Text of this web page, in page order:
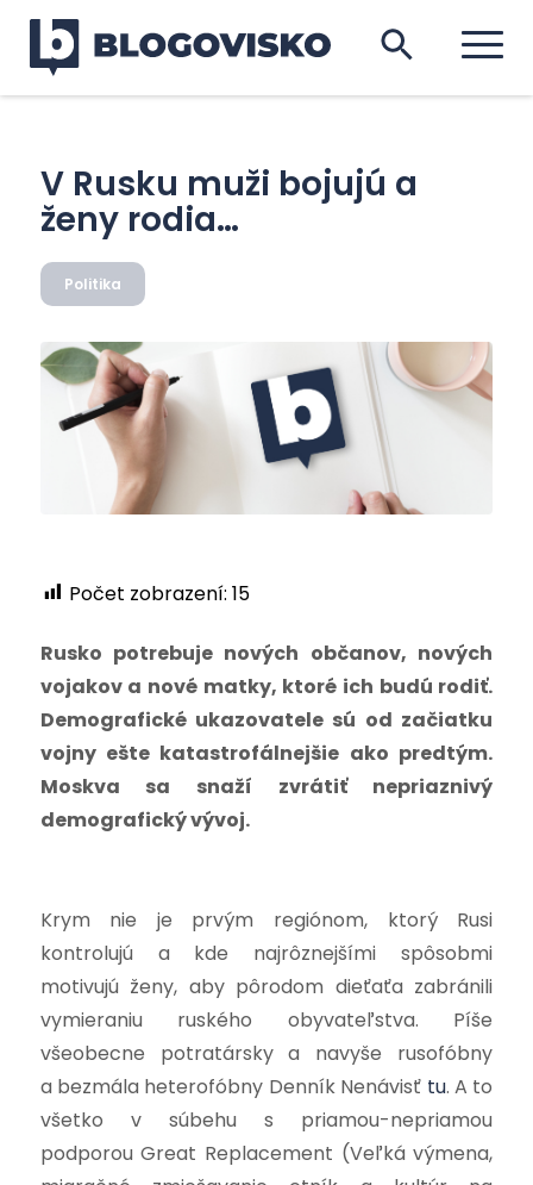
V Rusku muži bojujú a
ženy rodia…
Politika
Počet zobrazení: 15
Rusko potrebuje nových občanov, nových
vojakov a nové matky, ktoré ich budú rodiť.
Demografické ukazovatele sú od začiatku
vojny ešte katastrofálnejšie ako predtým.
Moskva sa snaží zvrátiť nepriaznivý
demografický vývoj.
Krym nie je prvým regiónom, ktorý Rusi
kontrolujú a kde najrôznejšími spôsobmi
motivujú ženy, aby pôrodom dieťaťa zabránili
vymieraniu ruského obyvateľstva. Píše
všeobecne potratársky a navyše rusofóbny
a bezmála heterofóbny Denník Nenávisť tu. A to
všetko v súbehu s priamou-nepriamou
podporou Great Replacement (Veľká výmena,